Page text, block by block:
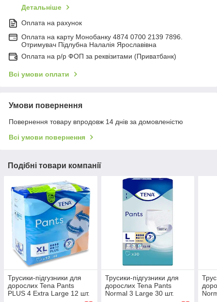
Детальніше
Оплата на рахунок
Оплата на карту Монобанку 4874 0700 2139 7896.
Отримувач Підлубна Налалія Ярославівна
Оплата на р/р ФОП за реквізитами (Приватбанк)
Всі умови оплати
Умови повернення
Повернення товару впродовж 14 днів за домовленістю
Всі умови повернення
Подібні товари компанії
Трусики-підгузники для
дорослих Tena Pants
PLUS 4 Extra Large 12 шт.
Трусики-підгузники для
дорослих Tena Pants
Normal 3 Large 30 шт.